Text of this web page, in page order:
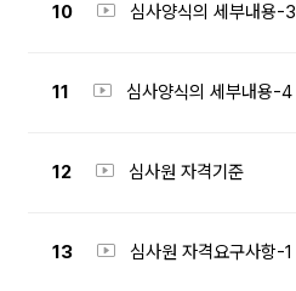
10 심사양식의 세부내용-3
11 심사양식의 세부내용-4
12 심사원 자격기준
13 심사원 자격요구사항-1